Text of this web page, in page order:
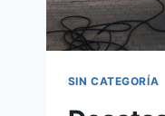
SIN CATEGORÍA